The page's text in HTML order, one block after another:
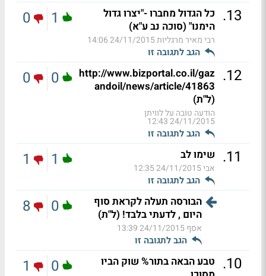
13
. כל הגדול מחברו -"יצרו גדול
הימנו" (סוכה נב ע"א)
רבי מאיר מרגליות24/11/2015 14:06
הגב לתגובה זו
1
0
12
.
http://www.bizportal.co.il/gaz
andoil/news/article/41863
(ל"ת)
הודעה טובה על לוויתן
24/11/2015 12:43
הגב לתגובה זו
0
0
11
. שימו לב
אבי24/11/2015 12:35
הגב לתגובה זו
1
1
הבורסה תעלה לקראת סוף
היום , לדעתי בלבד! (ל"ת)
אסף24/11/2015 13:39
הגב לתגובה זו
0
8
10
. טבע הבאה בתור% שוק הביו
0
1